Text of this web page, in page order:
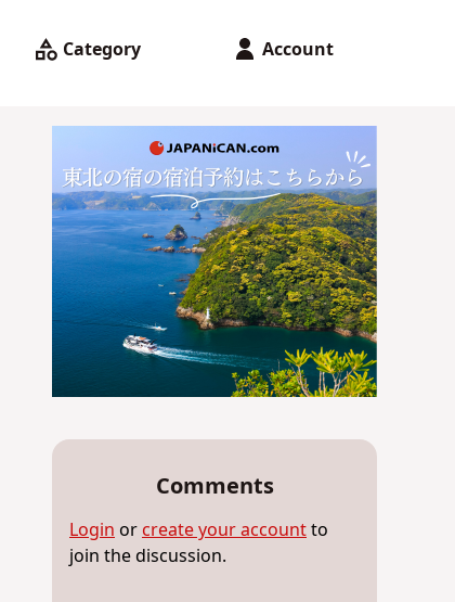
Category Account
Comments
Login or create your accountto
join the discussion.